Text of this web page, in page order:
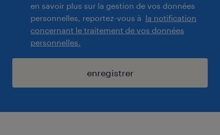
en savoir plus sur la gestion de vos données
personnelles, reportez-vous à la notification
concernant le traitement de vos données
personnelles.
enregistrer